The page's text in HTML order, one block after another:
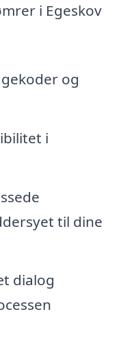
i Egeskov
og
i
til dine
dialog